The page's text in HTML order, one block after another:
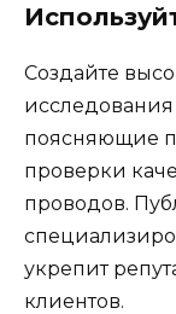
Создайте
исследования
поясняющие
проверки
проводов.
укрепит
клиентов.